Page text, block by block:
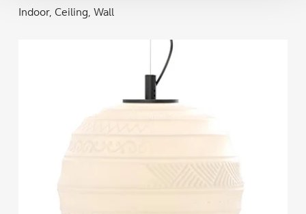
Indoor, Ceiling, Wall